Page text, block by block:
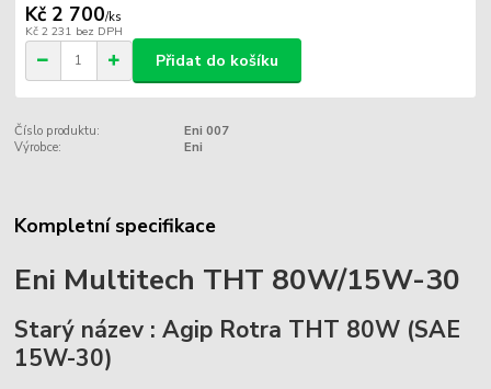
Kč 2 700/ks
Kč 2 231 bez DPH
Přidat do košíku
Číslo produktu:
Eni 007
Výrobce:
Eni
Kompletní specifikace
Eni Multitech THT 80W/15W-30
Starý název : Agip Rotra THT 80W (SAE
15W-30)